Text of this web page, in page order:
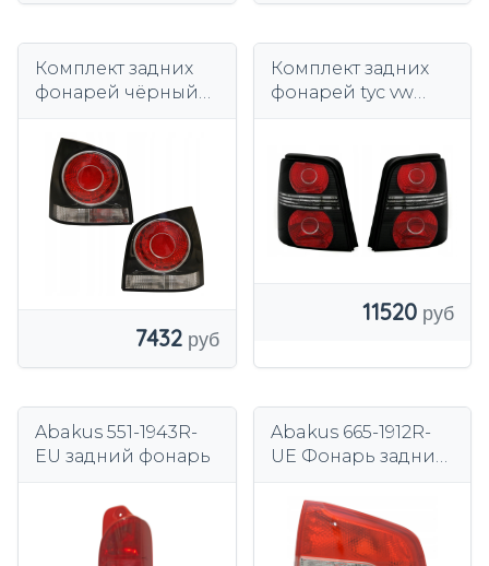
Комплект задних
фонарей чёрный
Look VW Polo IV 4
9n3 6q Lift 2005 г.
7432
Комплект задних
фонарей tyc vw
11520
Abakus 551-1943R-
EU задний фонарь
Abakus 665-1912R-
UE Фонарь задний